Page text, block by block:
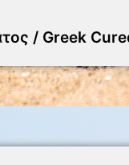
/ Greek